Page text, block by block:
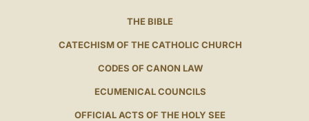
THE BIBLE
CATECHISM OF THE CATHOLIC CHURCH
CODES OF CANON LAW
ECUMENICAL COUNCILS
OFFICIAL ACTS OF THE HOLY SEE